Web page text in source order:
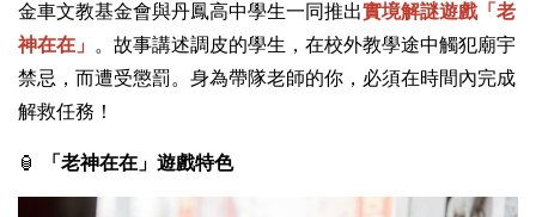
金車文教基金會與丹鳳高中學生一同推出實境解謎遊戲「老
神在在」 。故事講述調皮的學生，在校外教學途中觸犯廟宇
禁忌，而遭受懲罰。身為帶隊老師的你，必須在時間內完成
解救任務！
🏮 「老神在在」遊戲特色